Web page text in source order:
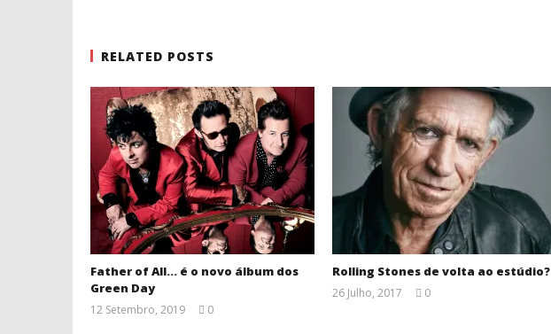
RELATED POSTS
Father of All… é o novo álbum dos
Green Day
12 Setembro, 2019
0
Rolling Stones de volta ao estúdio?
26 Julho, 2017
0